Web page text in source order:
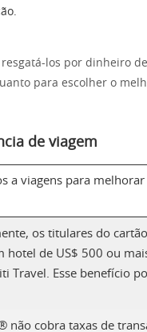
los por dinheiro
para escolher o
de viagem
a viagens para melhorar
os titulares do cartão
hotel de US$ 500 ou
Travel. Esse benefício
não cobra taxas de